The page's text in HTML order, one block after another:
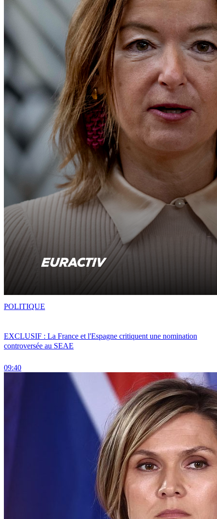
EXCLUSIF : La France et l'Espagne critiquent une nomination
controversée au SEAE
09:40
POLITIQUE